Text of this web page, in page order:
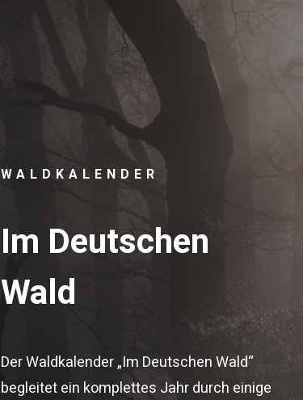
WALDKALENDER
Im Deutschen
Wald
Der Waldkalender „Im Deutschen Wald“
begleitet ein komplettes Jahr durch einige